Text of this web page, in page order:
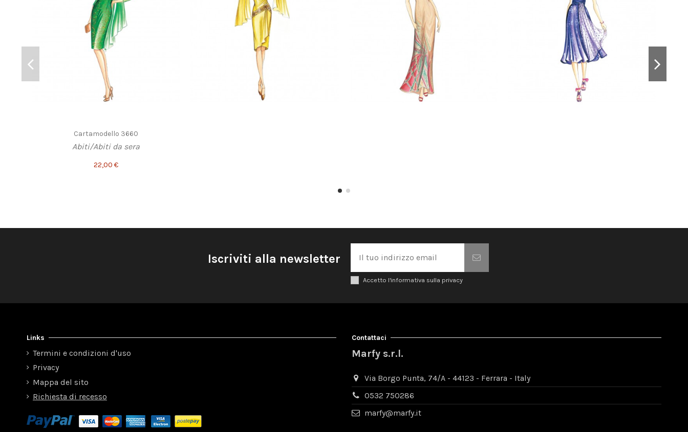
Cartamodello 3660
Abiti/Abiti da sera
22,00 €
Iscriviti alla newsletter
Accetto l'informativa sulla privacy
Links
Termini e condizioni d'uso
Privacy
Mappa del sito
Richiesta di recesso
Contattaci
Marfy s.r.l.
Via Borgo Punta, 74/A - 44123 - Ferrara - Italy
0532 750286
marfy@marfy.it